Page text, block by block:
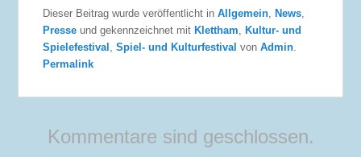
Dieser Beitrag wurde veröffentlicht inAllgemein, News,
Presse und gekennzeichnet mit Klettham, Kultur- und
Spielefestival ,Spiel- und Kulturfestival vonAdmin.
Permalink
Kommentare sind geschlossen.